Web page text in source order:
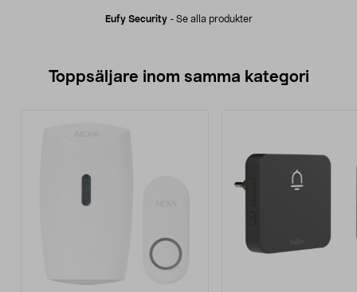
Eufy Security- Se alla produkter
Toppsäljare inom samma kategori